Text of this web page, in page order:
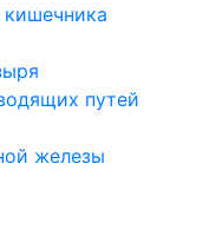
кишечника
путей
железы